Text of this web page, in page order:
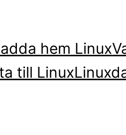
hem Linux
till Linux